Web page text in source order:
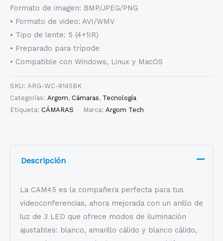
Formato de imagen: BMP/JPEG/PNG
• Formato de video: AVI/WMV
• Tipo de lente: 5 (4+1IR)
• Preparado para trípode
• Compatible con Windows, Linux y MacOS
SKU: ARG-WC-9145BK
Categorías: Argom, Cámaras, Tecnología
Etiqueta: CÁMARAS Marca: Argom Tech
Descripción
La CAM45 es la compañera perfecta para tus
videoconferencias, ahora mejorada con un anillo de
luz de 3 LED que ofrece modos de iluminación
ajustables: blanco, amarillo cálido y blanco cálido,